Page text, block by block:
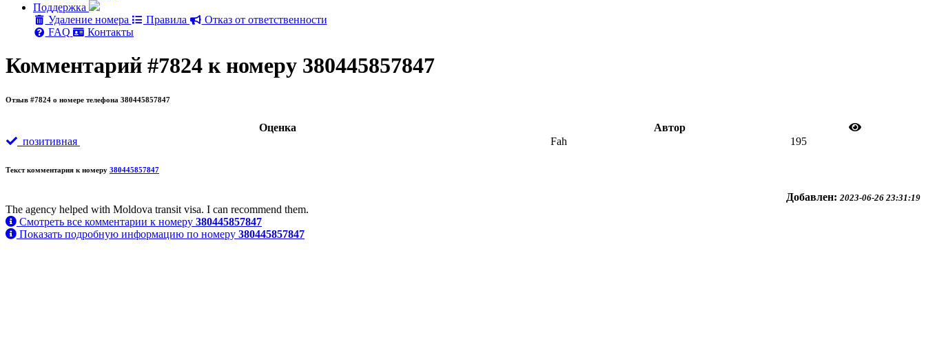
Поддержка
Удаление номера
Правила
Отказ от ответственности
FAQ
Контакты
Комментарий #7824 к номеру 380445857847
Отзыв #7824 о номере телефона 380445857847
Oценка
Автор
позитивная
Fah 195
Текст комментария к номеру 380445857847
Добавлен: 2023-06-26 23:31:19
The agency helped with Moldova transit visa. I can recommend them.
Смотреть все комментарии к номеру 380445857847
Показать подробную информацию по номеру 380445857847